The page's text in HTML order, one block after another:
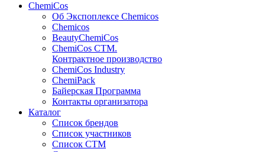
ChemiCos
Об Экспоплексе Chemicos
Chemicos
BeautyChemiCos
ChemiCos СТМ.
Контрактное производство
ChemiCos Industry
ChemiPack
Байерская Программа
Контакты организатора
Каталог
Список брендов
Список участников
Список СТМ